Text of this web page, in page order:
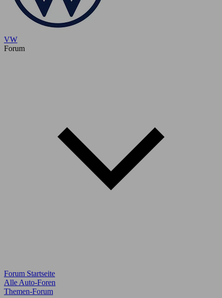
VW
Forum
Forum Startseite
Alle Auto-Foren
Themen-Forum